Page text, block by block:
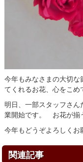
今年もみなさまの大切な
てくれるお花、心をこめ
明日、一部スタッフさ
業開始です。 お花が揃
今年もどうぞよろしくお
関連記事